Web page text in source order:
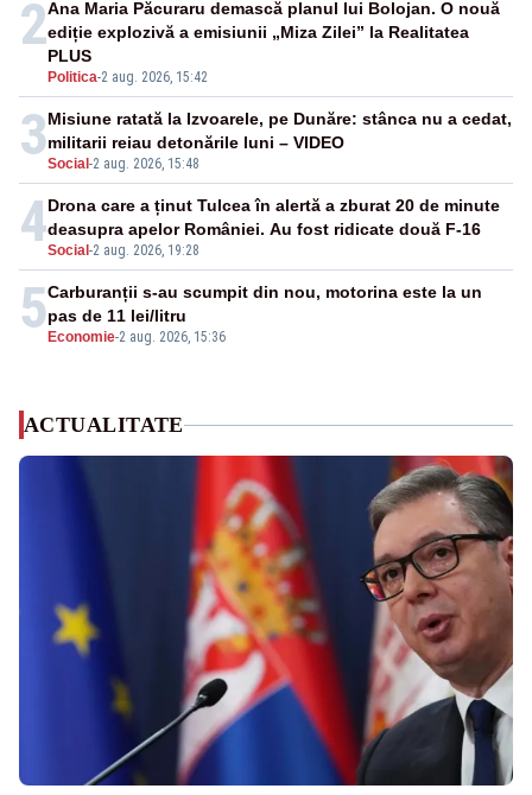
2
Politica-2 aug. 2026, 15:42
Ana Maria Păcuraru demască planul lui Bolojan. O nouă
ediție explozivă a emisiunii „Miza Zilei” la Realitatea
PLUS
3Social -2 aug. 2026, 15:48
Misiune ratată la Izvoarele, pe Dunăre: stânca nu a cedat,
militarii reiau detonările luni – VIDEO
4Social -2 aug. 2026, 19:28
Drona care a ținut Tulcea în alertă a zburat 20 de minute
deasupra apelor României. Au fost ridicate două F-16
5 Economie-2 aug. 2026, 15:36
Carburanții s-au scumpit din nou, motorina este la un
pas de 11 lei/litru
ACTUALITATE